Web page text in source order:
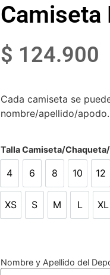
Camiseta
$ 124.900
Cada camiseta se
nombre/apellido/
Talla Camiseta/
4 6 8
8
10 12
XS
XS
S
S
M L XL
Nombre y Apellido del